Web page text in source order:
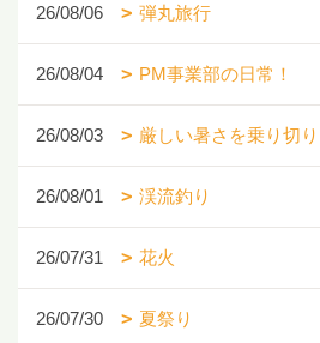
26/08/06 弾丸旅行
26/08/04 PM事業部の日常！
26/08/03 厳しい暑さを乗り切り
26/08/01 渓流釣り
26/07/31 花火
26/07/30 夏祭り